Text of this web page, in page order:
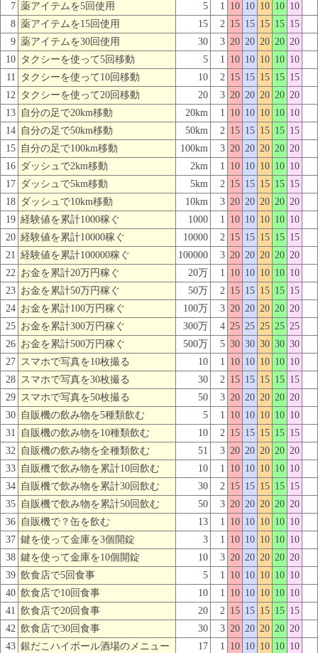
7 薬アイテムを5回使用 5 1 10 10 10 10 10
8 薬アイテムを15回使用 15 2 15 15 15 15 15
9 薬アイテムを30回使用 30 3 20 20 20 20 20
10 タクシーを使って5回移動 5 1 10 10 10 10 10
11
タクシーを使って10回移動 10 2 15 15 15 15 15
12 タクシーを使って20回移動 20 3 20 20 20 20 20
13 自分の足で20km移動 20km 1 10 10 10 10 10
14 自分の足で50km移動 50km 2 15 15 15 15 15
15 自分の足で100km移動 100km 3 20 20 20 20 20
16 ダッシュで2km移動 2km 1 10 10 10 10 10
17 ダッシュで5km移動 5km 2 15 15 15 15 15
18 ダッシュで10km移動 10km 3 20 20 20 20 20
19 経験値を累計1000稼ぐ 1000 1 10 10 10 10 10
20 経験値を累計10000稼ぐ 10000 2 15 15 15 15 15
21 経験値を累計100000稼ぐ 100000 3 20 20 20 20 20
22 お金を累計20万円稼ぐ 20万 1 10 10 10 10 10
23 お金を累計50万円稼ぐ 50万 2 15 15 15 15 15
24 お金を累計100万円稼ぐ 100万 3 20 20 20 20 20
25 お金を累計300万円稼ぐ 300万 4 25 25 25 25 25
26 お金を累計500万円稼ぐ 500万 5 30 30 30 30 30
27 スマホで写真を10枚撮る 10 1 10 10 10 10 10
28 スマホで写真を30枚撮る 30 2 15 15 15 15 15
29 スマホで写真を50枚撮る 50 3 20 20 20 20 20
30 自販機の飲み物を5種類飲む 5 1 10 10 10 10 10
31
自販機の飲み物を10種類飲む 10 2 15 15 15 15 15
32 自販機の飲み物を全種類飲む 51 3 20 20 20 20 20
33 自販機で飲み物を累計10回飲む 10 1 10 10 10 10 10
34 自販機で飲み物を累計30回飲む 30 2 15 15 15 15 15
35 自販機で飲み物を累計50回飲む 50 3 20 20 20 20 20
36 自販機で？缶を飲む 13 1 10 10 10 10 10
37 鍵を使って金庫を3個開錠 3 1 10 10 10 10 10
38 鍵を使って金庫を10個開錠 10 3 20 20 20 20 20
39 飲食店で5回食事 5 1 10 10 10 10 10
40 飲食店で10回食事 10 1 10 10 10 10 10
41 飲食店で20回食事 20 2 15 15 15 15 15
42 飲食店で30回食事 30 3 20 20 20 20 20
43 銀だこハイボール酒場のメニュー 17 1 10 10 10 10 10